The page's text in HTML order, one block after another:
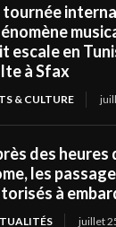
tournée
escale en
à Sfax
& CULTURE
des heures
les
à
juillet